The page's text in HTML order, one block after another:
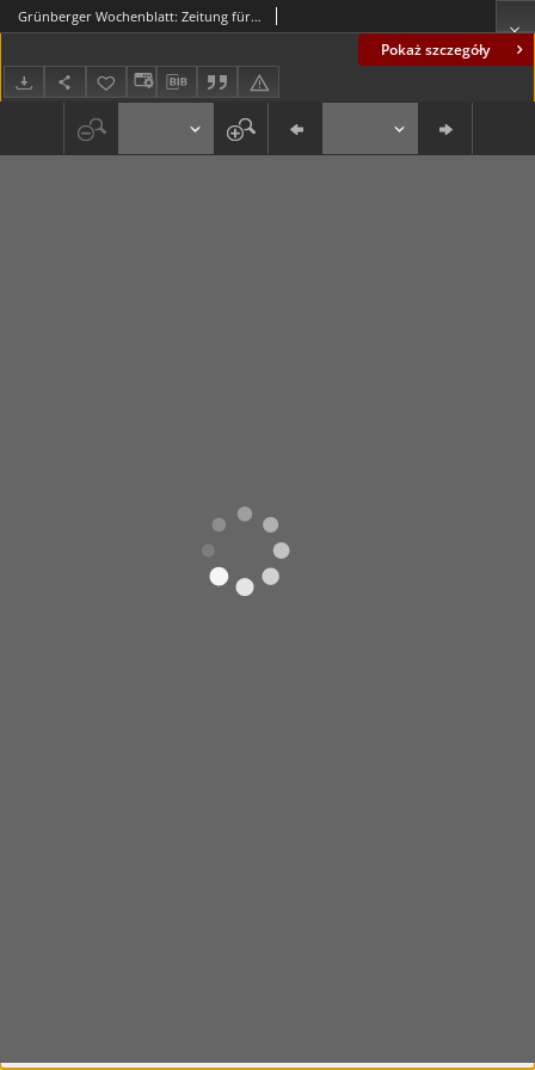
Pokaż szczegóły
Grünberger Wochenblatt: Zeitung für Stadt und Land, No. 120. (24. Mai 1935)